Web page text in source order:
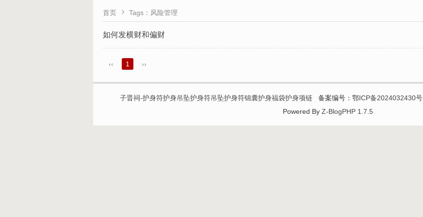
首页  Tags：风险管理
如何发横财和偏财
‹‹ 1 ››
子晋祠-护身符护身吊坠护身符吊坠护身符锦囊护身福袋护身项链备案编号： 鄂ICP备2024032430号
Powered By Z-BlogPHP 1.7.5